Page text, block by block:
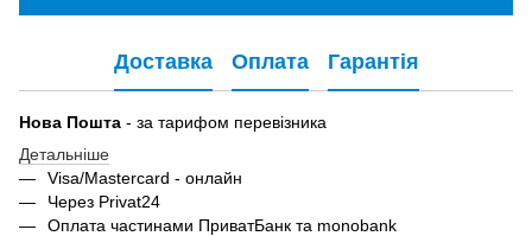
Доставка Оплата Гарантія
Нова Пошта - за тарифом перевізника
Детальніше
Visa/Mastercard - онлайн
Через Privat24
Оплата частинами ПриватБанк та monobank